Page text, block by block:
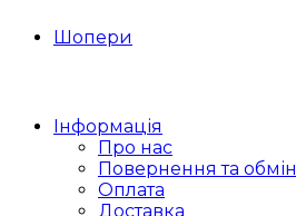
Шопери
Інформація
Про нас
Повернення та обмін
Оплата
Доставка